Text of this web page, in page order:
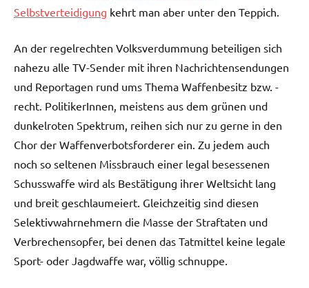
Selbstverteidigung kehrt man aber unter den Teppich.
An der regelrechten Volksverdummung beteiligen sich
nahezu alle TV-Sender mit ihren Nachrichtensendungen
und Reportagen rund ums Thema Waffenbesitz bzw. -
recht. PolitikerInnen, meistens aus dem grünen und
dunkelroten Spektrum, reihen sich nur zu gerne in den
Chor der Waffenverbotsforderer ein. Zu jedem auch
noch so seltenen Missbrauch einer legal besessenen
Schusswaffe wird als Bestätigung ihrer Weltsicht lang
und breit geschlaumeiert. Gleichzeitig sind diesen
Selektivwahrnehmern die Masse der Straftaten und
Verbrechensopfer, bei denen das Tatmittel keine legale
Sport- oder Jagdwaffe war, völlig schnuppe.